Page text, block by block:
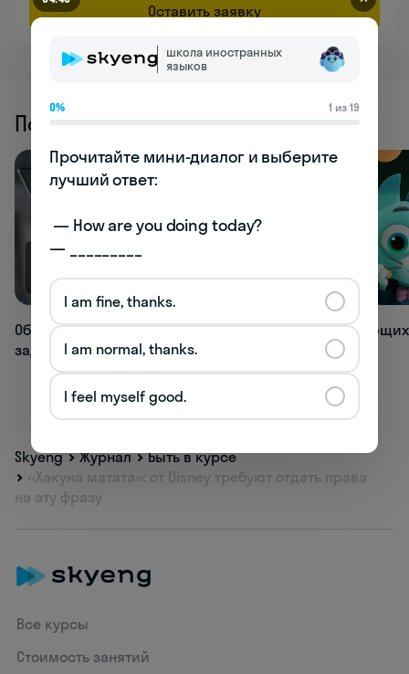
Оставить заявку
Похожие статьи
69K
Обзор лучших нейросетей для всех
задач
66.4K
Топ
для детей
Skyeng Журнал
Быть в курсе
«Хакуна матата»: от Disney требуют отдать права
на эту фразу
Все курсы
Стоимость занятий
школа иностранных
языков
0% 1 из 19
Прочитайте мини-диалог и выберите
лучший ответ:
— _________
I am fine, thanks.
I am normal, thanks.
I feel myself good.